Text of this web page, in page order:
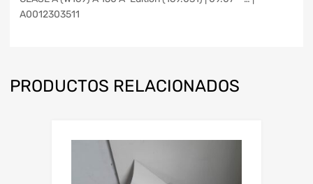
A0012303511
PRODUCTOS RELACIONADOS